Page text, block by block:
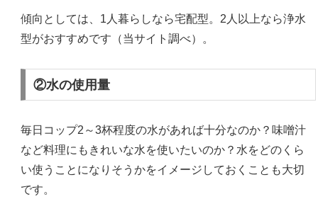
傾向としては、1人暮らしなら宅配型。2人以上なら浄水
型がおすすめです（当サイト調べ）。
②水の使用量
毎日コップ2～3杯程度の水があれば十分なのか？味噌汁
など料理にもきれいな水を使いたいのか？水をどのくら
い使うことになりそうかをイメージしておくことも大切
です。